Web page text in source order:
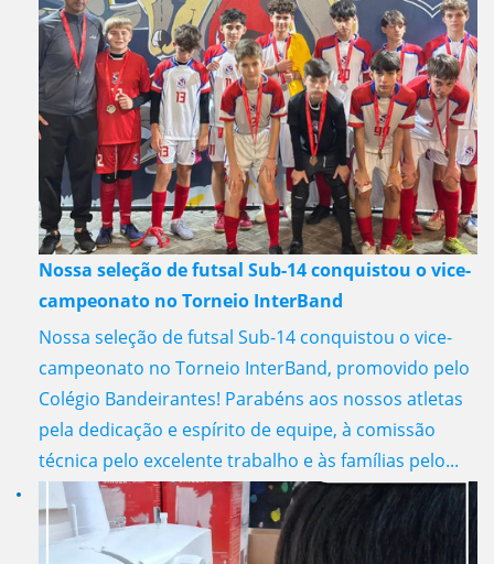
Nossa seleção de futsal Sub-14 conquistou o vice-
campeonato no Torneio InterBand
Nossa seleção de futsal Sub-14 conquistou o vice-
campeonato no Torneio InterBand, promovido pelo
Colégio Bandeirantes! Parabéns aos nossos atletas
pela dedicação e espírito de equipe, à comissão
técnica pelo excelente trabalho e às famílias pelo...